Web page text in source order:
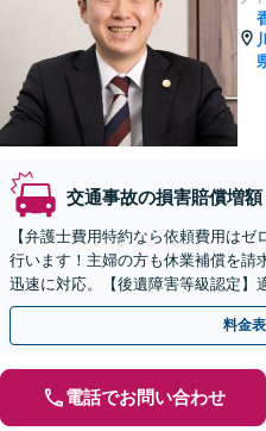
川
交通事故の損害賠償増額
【弁護士費用特約なら依頼費用は
行います！主婦の方も休業補償を請
迅速に対応。【後遺障害等級認定】
を！【瓦町駅徒歩2分】
料金
電話でお問い合わせ